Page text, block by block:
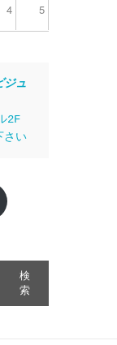
4 5
ジュ
2F
さい
検
索